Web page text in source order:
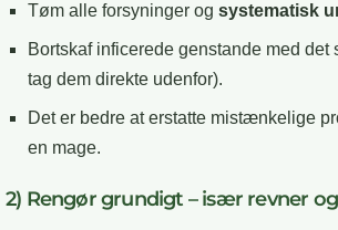
Tøm alle forsyninger og systematisk
Bortskaf inficerede genstande med
tag dem direkte udenfor).
Det er bedre at erstatte mistænkelige
en mage.
2) Rengør grundigt – især revner